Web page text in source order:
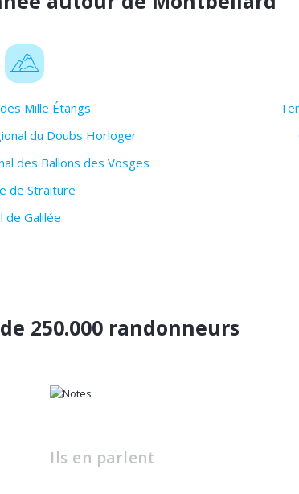
Mille Étangs
du Doubs Horloger
des Ballons des Vosges
de Straiture
de Galilée
250.000 randonneurs
Ils en parlent